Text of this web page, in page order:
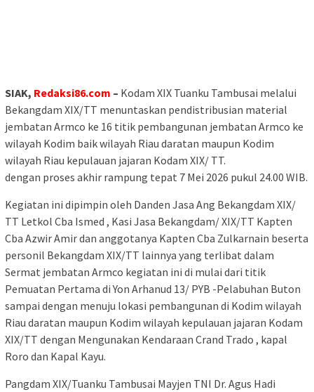
SIAK, Redaksi86.com – Kodam XIX Tuanku Tambusai melalui
Bekangdam XIX/TT menuntaskan pendistribusian material
jembatan Armco ke 16 titik pembangunan jembatan Armco ke
wilayah Kodim baik wilayah Riau daratan maupun Kodim
wilayah Riau kepulauan jajaran Kodam XIX/ TT.
dengan proses akhir rampung tepat 7 Mei 2026 pukul 24.00 WIB.
Kegiatan ini dipimpin oleh Danden Jasa Ang Bekangdam XIX/
TT Letkol Cba Ismed , Kasi Jasa Bekangdam/ XIX/TT Kapten
Cba Azwir Amir dan anggotanya Kapten Cba Zulkarnain beserta
personil Bekangdam XIX/TT lainnya yang terlibat dalam
Sermat jembatan Armco kegiatan ini di mulai dari titik
Pemuatan Pertama di Yon Arhanud 13/ PYB -Pelabuhan Buton
sampai dengan menuju lokasi pembangunan di Kodim wilayah
Riau daratan maupun Kodim wilayah kepulauan jajaran Kodam
XIX/TT dengan Mengunakan Kendaraan Crand Trado , kapal
Roro dan Kapal Kayu.
Pangdam XIX/Tuanku Tambusai Mayjen TNI Dr. Agus Hadi